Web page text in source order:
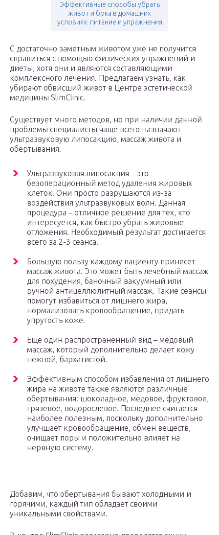
Эффективные способы убрать
живот и бока в домашних
условиях: питание и упражнения
С достаточно заметным животом уже не получится
справиться с помощью физических упражнений и
диеты, хотя они и являются составляющими
комплексного лечения. Предлагаем узнать, как
убирают обвисший живот в Центре эстетической
медицины SlimClinic.
Существует много методов, но при наличии данной
проблемы специалисты чаще всего назначают
ультразвуковую липосакцию, массаж живота и
обертывания.
Ультразвуковая липосакция – это
безоперационный метод удаления жировых
клеток. Они просто разрушаются из-за
воздействия ультразвуковых волн. Данная
процедура – отличное решение для тех, кто
интересуется, как быстро убрать жировые
отложения. Необходимый результат достигается
всего за 2-3 сеанса.
Большую пользу каждому пациенту принесет
массаж живота. Это может быть лечебный массаж
для похудения, баночный вакуумный или
ручной антицеллюлитный массаж. Такие сеансы
помогут избавиться от лишнего жира,
нормализовать кровообращение, придать
упругость коже.
Еще один распространенный вид – медовый
массаж, который дополнительно делает кожу
нежной, бархатистой.
Эффективным способом избавления от лишнего
жира на животе также являются различные
обертывания: шоколадное, медовое, фруктовое,
грязевое, водорослевое. Последнее считается
наиболее полезным, поскольку дополнительно
улучшает кровообращение, обмен веществ,
очищает поры и положительно влияет на
нервную систему.
Добавим, что обертывания бывают холодными и
горячими, каждый тип обладает своими
уникальными свойствами.